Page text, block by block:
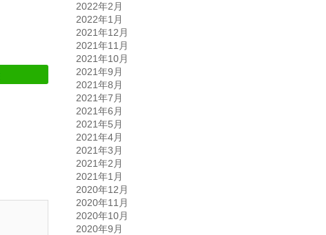
2022年2月
2022年1月
2021年12月
2021年11月
2021年10月
2021年9月
2021年8月
2021年7月
2021年6月
2021年5月
2021年4月
2021年3月
2021年2月
2021年1月
2020年12月
2020年11月
2020年10月
2020年9月